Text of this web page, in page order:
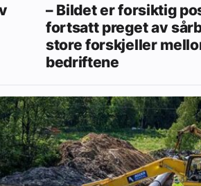
– Bildet er forsiktig
fortsatt preget av
store forskjeller
bedriftene